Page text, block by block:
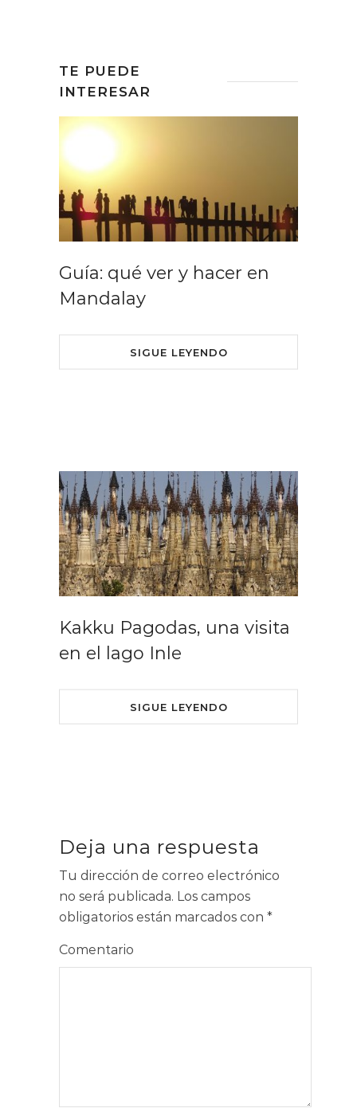
TE PUEDE
INTERESAR
Guía: qué ver y hacer en
Mandalay
SIGUE LEYENDO
Kakku Pagodas, una visita
en el lago Inle
SIGUE LEYENDO
Deja una respuesta
Tu dirección de correo electrónico
no será publicada. Los campos
obligatorios están marcados con *
Comentario